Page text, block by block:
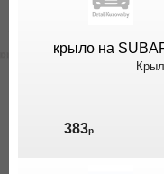
крыло на
383р.